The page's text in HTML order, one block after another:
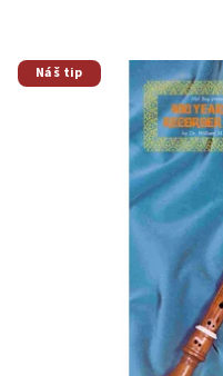
Náš tip